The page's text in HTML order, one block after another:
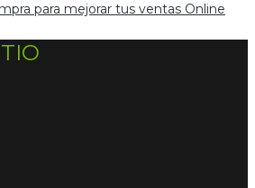
para mejorar tus ventas Online